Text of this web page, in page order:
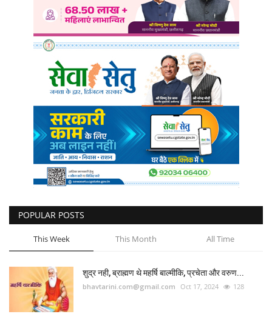
POPULAR POSTS
This Week This Month All Time
शुद्र नही, ब्राह्मण थे महर्षि बाल्मीकि, प्रचेता और वरुण...
bhavtarini.com@gmail.com Oct 17, 2024 128